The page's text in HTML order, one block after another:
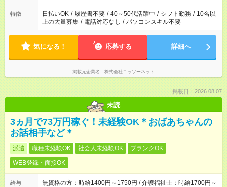
特徴 日払いOK / 履歴書不要 / 40～50代活躍中 / シフト勤務 / 10名以
上の大量募集 / 電話対応なし / パソコンスキル不要
気になる！ 応募する 詳細へ
掲載元企業名 株式会社ニッソーネット
掲載日：2026.08.07
未読
3ヵ月で73万円稼ぐ！未経験OK＊おばあちゃんの
お話相手など＊
派遣 職種未経験OK 社会人未経験OK
ブランクOK
WEB登録・面接OK
給与
無資格の方：時給1400円～1750円 / 介護福祉士：時給1700円～